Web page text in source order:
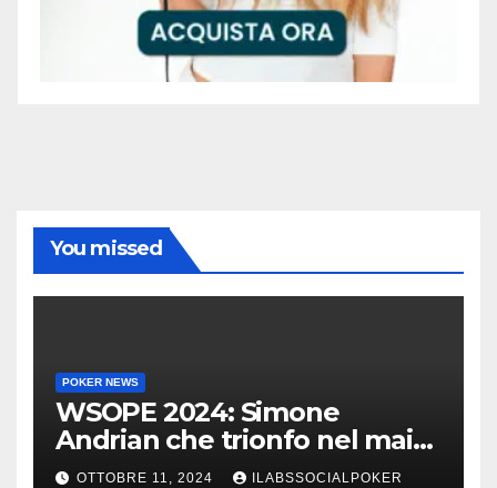
You missed
POKER NEWS
WSOPE 2024: Simone
Andrian che trionfo nel main
event al King’s
OTTOBRE 11, 2024 ILABSSOCIALPOKER